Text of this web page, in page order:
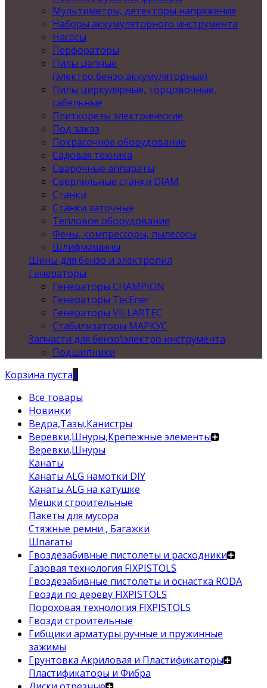
Мультиметры, детекторы напряжения
Наборы аккумуляторного инструмента
Насосы
Перфораторы
Пилы цепные
(электро,бензо,аккумуляторные)
Пилы циркулярные, торцовочные,
сабельные
Плиткорезы электрические
Под заказ
Покрасочное оборудование
Садовая техника
Сварочные аппараты
Сверлильные станки DIAM
Станки
Станки заточные
Тепловое оборудование
Фены, компрессоры, пылесосы
Шлифмашины
Шины для бензо и электропил
Генераторы
Генераторы CHAMPION
Генераторы TecEner
Генераторы VILLARTEC
Стабилизаторы МАРКУС
Запчасти для бензо\электро инструмента
Подшипники
Корзина пуста0
Все товары
Новинки
Ведра,Тазы,Канистры
Веревки,Шнуры,Крепежные элементы
Веревки,Шнуры
Канаты
Канаты ALG намотки DIY
Канаты ALG на катушке
Мешки строительные
Пакеты для мусора
Стяжные ремни , Багажки
Шпагаты
Гвоздезабивные пистолеты и расходники
Газовая технология FIXPISTOLS
Гвоздезабивные пистолеты и оснастка RODA
Гвозди по дереву FIXPISTOLS
Пороховая технология FIXPISTOLS
Гвозди строительные
Гибщики арматуры ручные и пружинные
зажимы
Грунтовка Акриловая и Пластификаторы
Пластификаторы и Фибра